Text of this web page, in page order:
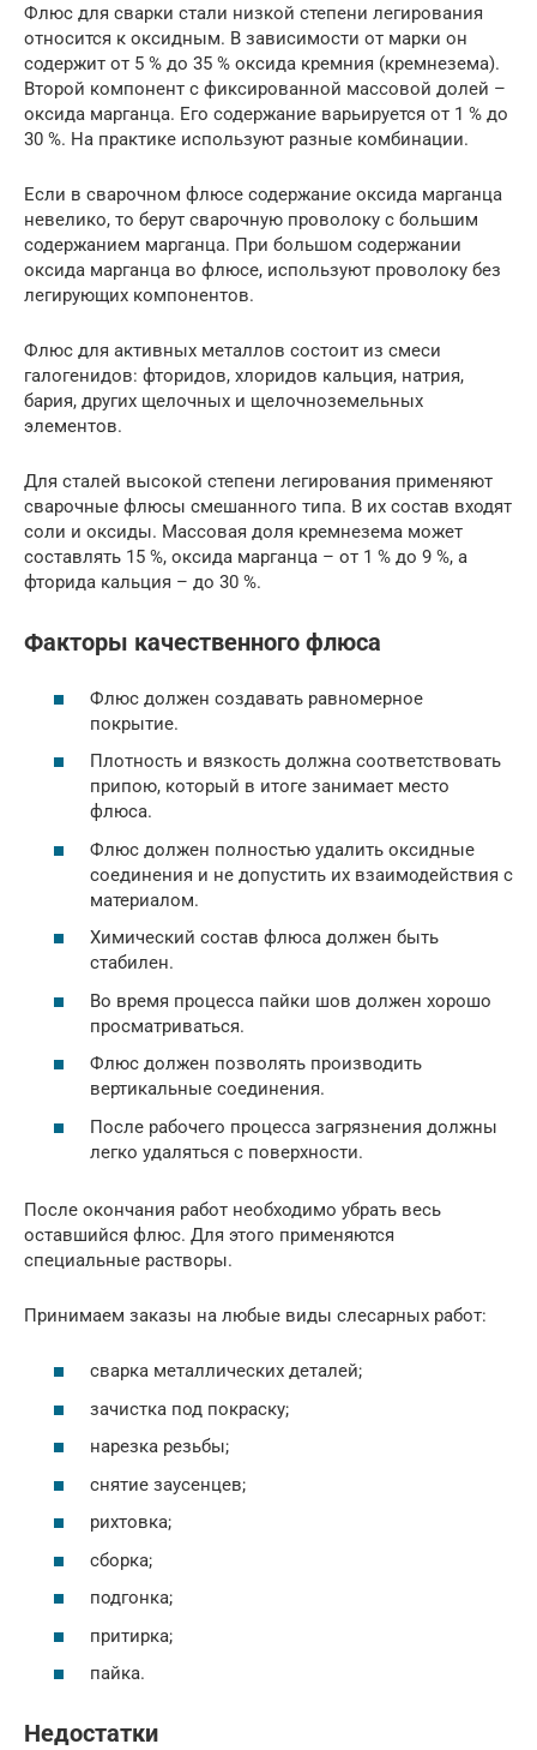
Флюс для сварки стали низкой степени легирования
относится к оксидным. В зависимости от марки он
содержит от 5 % до 35 % оксида кремния (кремнезема).
Второй компонент с фиксированной массовой долей –
оксида марганца. Его содержание варьируется от 1 % до
30 %. На практике используют разные комбинации.
Если в сварочном флюсе содержание оксида марганца
невелико, то берут сварочную проволоку с большим
содержанием марганца. При большом содержании
оксида марганца во флюсе, используют проволоку без
легирующих компонентов.
Флюс для активных металлов состоит из смеси
галогенидов: фторидов, хлоридов кальция, натрия,
бария, других щелочных и щелочноземельных
элементов.
Для сталей высокой степени легирования применяют
сварочные флюсы смешанного типа. В их состав входят
соли и оксиды. Массовая доля кремнезема может
составлять 15 %, оксида марганца – от 1 % до 9 %, а
фторида кальция – до 30 %.
Факторы качественного флюса
Флюс должен создавать равномерное
покрытие.
Плотность и вязкость должна соответствовать
припою, который в итоге занимает место
флюса.
Флюс должен полностью удалить оксидные
соединения и не допустить их взаимодействия с
материалом.
Химический состав флюса должен быть
стабилен.
Во время процесса пайки шов должен хорошо
просматриваться.
Флюс должен позволять производить
вертикальные соединения.
После рабочего процесса загрязнения должны
легко удаляться с поверхности.
После окончания работ необходимо убрать весь
оставшийся флюс. Для этого применяются
специальные растворы.
Принимаем заказы на любые виды слесарных работ:
сварка металлических деталей;
зачистка под покраску;
нарезка резьбы;
снятие заусенцев;
рихтовка;
сборка;
подгонка;
притирка;
пайка.
Недостатки